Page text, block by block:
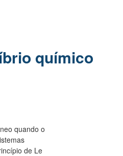
químico
quando o
de Le